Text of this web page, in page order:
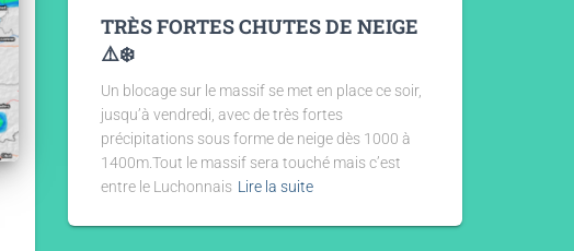
TRÈS FORTES CHUTES DE NEIGE
⚠️❄️
Un blocage sur le massif se met en place ce soir,
jusqu’à vendredi, avec de très fortes
précipitations sous forme de neige dès 1000 à
1400m.Tout le massif sera touché mais c’est
entre le Luchonnais Lire la suite